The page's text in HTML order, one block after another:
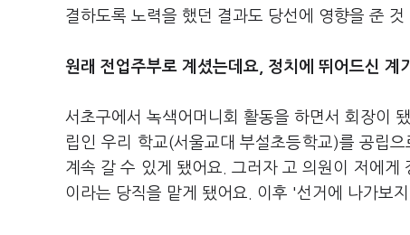
결하도록 노력을 했던 결과도 당선에 영향을 준 것
원래 전업주부로 계셨는데요, 정치에 뛰어드신 계
서초구에서 녹색어머니회 활동을 하면서 회장이
립인 우리 학교(서울교대 부설초등학교)를 공립
계속 갈 수 있게 됐어요. 그러자 고 의원이 저에
이라는 당직을 맡게 됐어요. 이후 '선거에 나가보